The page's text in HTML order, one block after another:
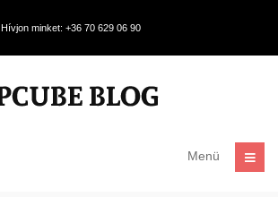
Hívjon minket: +36 70 629 06 90
Menü